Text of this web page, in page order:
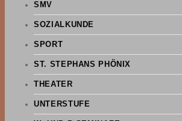
SMV
SOZIALKUNDE
SPORT
ST. STEPHANS PHÖNIX
THEATER
UNTERSTUFE